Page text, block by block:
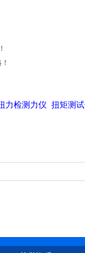
力检测力仪 扭矩测